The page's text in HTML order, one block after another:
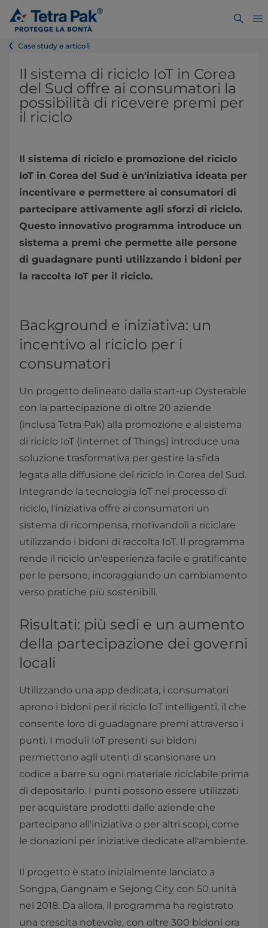
Case study e articoli
Il sistema di riciclo IoT in Corea
del Sud offre ai consumatori la
possibilità di ricevere premi per
il riciclo
Il sistema di riciclo e promozione del riciclo
IoT in Corea del Sud è un'iniziativa ideata per
incentivare e permettere ai consumatori di
partecipare attivamente agli sforzi di riciclo.
Questo innovativo programma introduce un
sistema a premi che permette alle persone
di guadagnare punti utilizzando i bidoni per
la raccolta IoT per il riciclo.
Background e iniziativa: un
incentivo al riciclo per i
consumatori
Un progetto delineato dalla start-up Oysterable
con la partecipazione di oltre 20 aziende
(inclusa Tetra Pak) alla promozione e al sistema
di riciclo IoT (Internet of Things) introduce una
soluzione trasformativa per gestire la sfida
legata alla diffusione del riciclo in Corea del Sud.
Integrando la tecnologia IoT nel processo di
riciclo, l'iniziativa offre ai consumatori un
sistema di ricompensa, motivandoli a riciclare
utilizzando i bidoni di raccolta IoT. Il programma
rende il riciclo un'esperienza facile e gratificante
per le persone, incoraggiando un cambiamento
verso pratiche più sostenibili.
Risultati: più sedi e un aumento
della partecipazione dei governi
locali
Utilizzando una app dedicata, i consumatori
aprono i bidoni per il riciclo IoT intelligenti, il che
consente loro di guadagnare premi attraverso i
punti. I moduli IoT presenti sui bidoni
permettono agli utenti di scansionare un
codice a barre su ogni materiale riciclabile prima
di depositarlo. I punti possono essere utilizzati
per acquistare prodotti dalle aziende che
partecipano all'iniziativa o per altri scopi, come
le donazioni per iniziative dedicate all'ambiente.
Il progetto è stato inizialmente lanciato a
Songpa, Gangnam e Sejong City con 50 unità
nel 2018. Da allora, il programma ha registrato
una crescita notevole, con oltre 300 bidoni ora